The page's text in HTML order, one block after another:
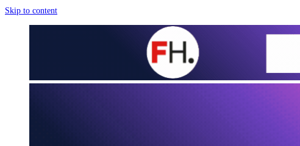
Skip to content